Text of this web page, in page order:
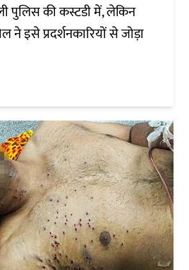
पुलिस की कस्टडी में, लेकिन
ने इसे प्रदर्शनकारियों से जोड़ा